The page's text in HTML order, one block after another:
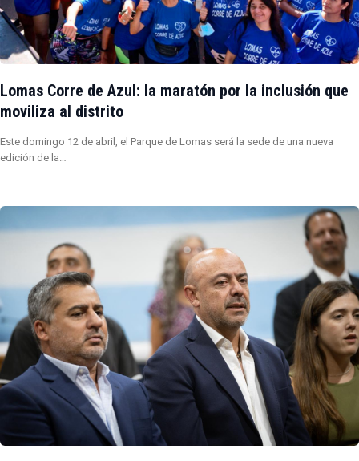
Lomas Corre de Azul: la maratón por la inclusión que
moviliza al distrito
Este domingo 12 de abril, el Parque de Lomas será la sede de una nueva
edición de la…